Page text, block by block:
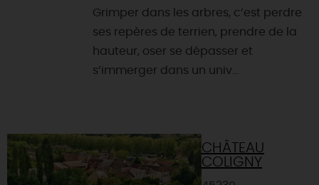
Grimper dans les arbres, c’est perdre
ses repères de terrien, prendre de la
hauteur, oser se dépasser et
s’immerger dans un univ...
CHÂTEAU
COLIGNY